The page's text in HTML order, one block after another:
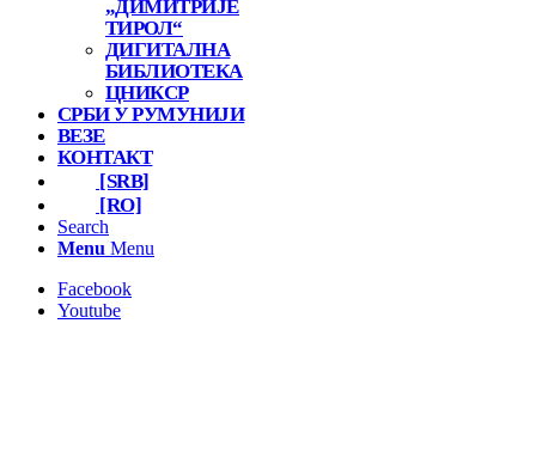
„ДИМИТРИЈЕ
ТИРОЛ“
ДИГИТАЛНА
БИБЛИОТЕКА
ЦНИКСР
СРБИ У РУМУНИЈИ
ВЕЗЕ
КОНТАКТ
[SRB]
[RO]
Search
Menu Menu
Facebook
Youtube